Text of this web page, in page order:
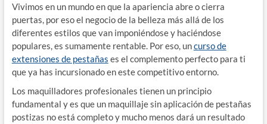
Vivimos en un mundo en que la apariencia abre o cierra
puertas, por eso el negocio de la belleza más allá de los
diferentes estilos que van imponiéndose y haciéndose
populares, es sumamente rentable. Por eso, uncurso de
extensiones de pestañas es el complemento perfecto para ti
que ya has incursionado en este competitivo entorno.
Los maquilladores profesionales tienen un principio
fundamental y es que un maquillaje sin aplicación de pestañas
postizas no está completo y mucho menos dará un resultado